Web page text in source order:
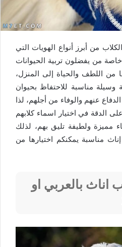
من أبرز أنواع الهويات التي
من يفضلون تربية الحيوانات
من اللطف والحياة إلى المنزل،
وسيلة مناسبة للاحتفاظ بحيوان
عنهم والوفاء من أجلهم، لذا
الدقة في اختيار اسماء كلابهم
ولطيفة تليق بهم، لذلك
مناسبة يمكنكم اختيارها من
اناث بالعربي او